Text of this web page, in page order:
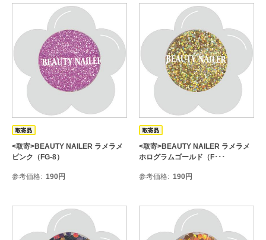
<取寄>BEAUTY NAILER ラメラメ
ピンク（FG-8）
参考価格 190円
<取寄>BEAUTY NAILER ラメラメ
ホログラムゴールド（F･･･
参考価格 190円